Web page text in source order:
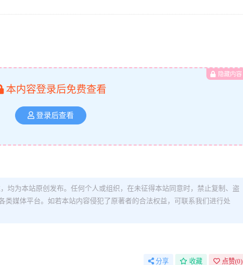
隐藏内容
本内容登录后免费查看
登录后查看
均为本站原创发布。任何个人或组织，在未征得本站同意时，禁止复制、盗
类媒体平台。如若本站内容侵犯了原著者的合法权益，可联系我们进行处
分享 收藏 点赞(0)